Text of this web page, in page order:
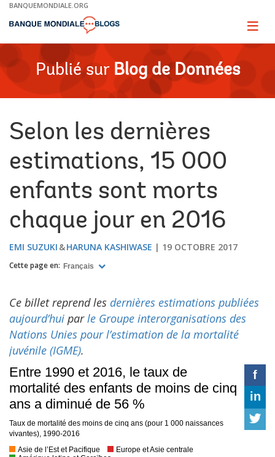
Skip
Main
BANQUEMONDIALE.ORG
Page
Publié sur Blog de Données
Selon les dernières
estimations, 15 000
enfants sont morts
chaque jour en 2016
EMI SUZUKI HARUNA KASHIWASE 19 OCTOBRE 2017
Cette page en: Français
Ce billet reprend les dernières estimations publiées
aujourd’hui parle Groupe interorganisations des
Nations Unies pour l’estimation de la mortalité
juvénile (IGME).